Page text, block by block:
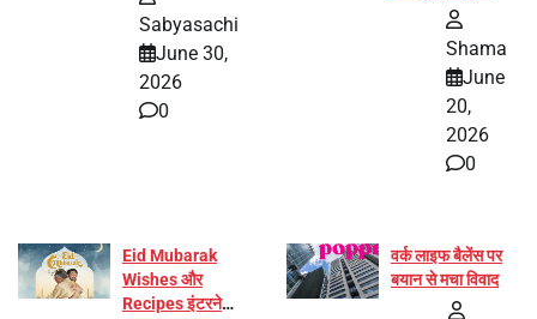
Sabyasachi
June 30,
2026
0
और प्रज्ञा जायसवाल
बनीं योग अभियान का
Shama
June
20,
2026
0
Eid Mubarak
Wishes और
Recipes इंटरनेट
वर्क लाइफ बैलेंस पर
बयान से मचा विवाद